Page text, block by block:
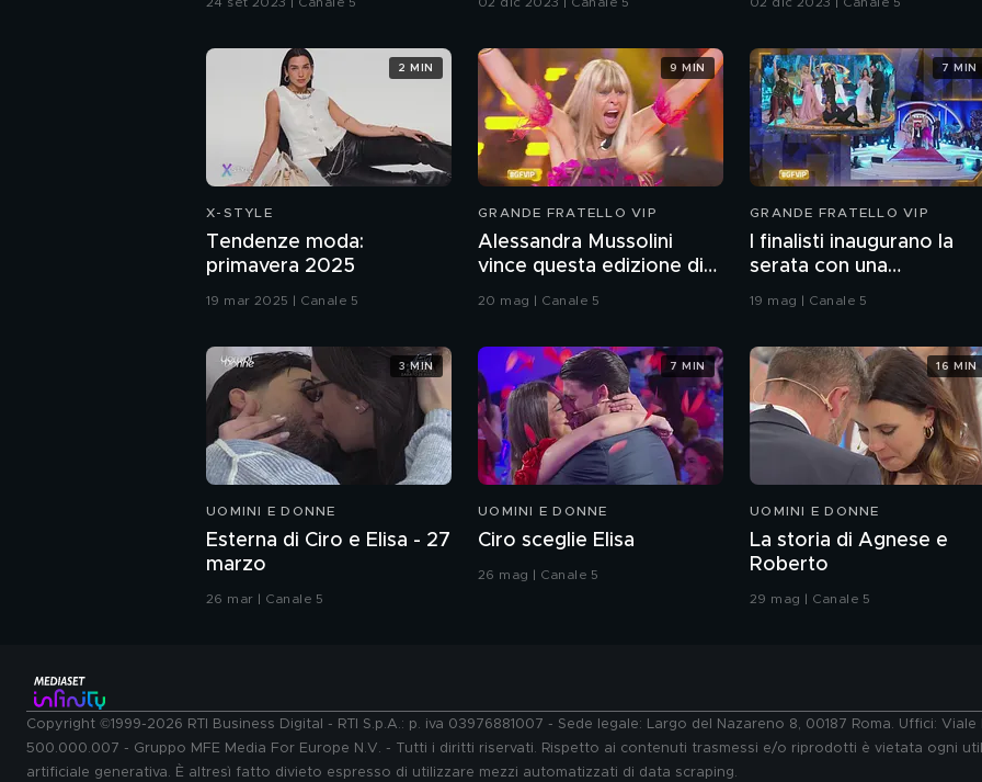
X-STYLE
Tendenze moda:
primavera 2025
19 mar 2025 | Canale 5
2 MIN
GRANDE FRATELLO VIP
Alessandra Mussolini
vince questa edizione di
Grande Fratello VIP
20 mag | Canale 5
9 MIN
GRANDE FRATELLO VIP
I finalisti inaugurano la
serata con una
coreografia
19 mag | Canale 5
7 MIN
UOMINI E DONNE
Esterna di Ciro e Elisa - 27
marzo
26 mar | Canale 5
3 MIN
UOMINI E DONNE
Ciro sceglie Elisa
26 mag | Canale 5
7 MIN
UOMINI E DONNE
La storia di Agnese e
Roberto
29 mag | Canale 5
16 MIN
Copyright ©1999-2026 RTI Business Digital - RTI S.p.A.: p. iva 03976881007 - Sede legale: Largo del Nazareno 8, 00187 Roma. Uffici:
500.000.007 - Gruppo MFE Media For Europe N.V. - Tutti i diritti riservati. Rispetto ai contenuti trasmessi e/o riprodotti è vietata ogni
artificiale generativa. È altresì fatto divieto espresso di utilizzare mezzi automatizzati di data scraping.